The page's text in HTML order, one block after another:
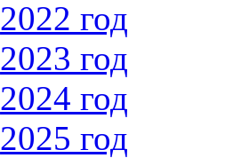
2022 год
2023 год
2024 год
2025 год